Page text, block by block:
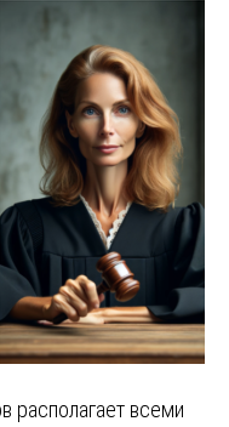
располагает всеми